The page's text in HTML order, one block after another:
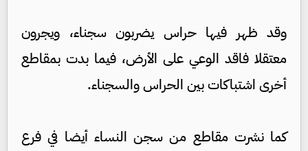
وقد ظهر فيها حراس يضربون سجناء، ويجرون
معتقلا فاقد الوعي على الأرض، فيما بدت بمقاطع
أخرى اشتباكات بين الحراس والسجناء.
كما نشرت مقاطع من سجن النساء أيضا في فرع